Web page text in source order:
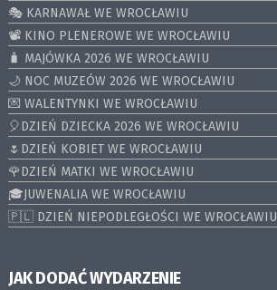
🎭 KARNAWAŁ WE WROCŁAWIU
📽️ KINO PLENEROWE WE WROCŁAWIU
🧳 MAJÓWKA 2026 WE WROCŁAWIU
🌙 NOC MUZEÓW 2026 WE WROCŁAWIU
💌 WALENTYNKI WE WROCŁAWIU
🎈DZIEŃ DZIECKA 2026 WE WROCŁAWIU
🌷DZIEŃ KOBIET WE WROCŁAWIU
🌹DZIEŃ MATKI WE WROCŁAWIU
🎓JUWENALIA WE WROCŁAWIU
🇵🇱 DZIEŃ NIEPODLEGŁOŚCI WE WROCŁAWIU
JAK DODAĆ WYDARZENIE